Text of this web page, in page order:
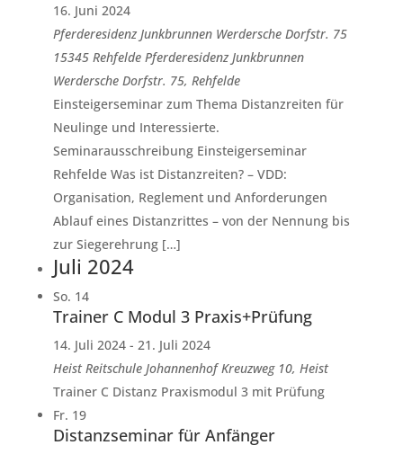
16. Juni 2024
Pferderesidenz Junkbrunnen Werdersche Dorfstr. 75
15345 Rehfelde Pferderesidenz Junkbrunnen
Werdersche Dorfstr. 75, Rehfelde
Einsteigerseminar zum Thema Distanzreiten für
Neulinge und Interessierte.
Seminarausschreibung Einsteigerseminar
Rehfelde Was ist Distanzreiten? – VDD:
Organisation, Reglement und Anforderungen
Ablauf eines Distanzrittes – von der Nennung bis
zur Siegerehrung […]
Juli 2024
So. 14
Trainer C Modul 3 Praxis+Prüfung
14. Juli 2024- 21. Juli 2024
HeistReitschule Johannenhof Kreuzweg 10, Heist
Trainer C Distanz Praxismodul 3 mit Prüfung
Fr. 19
Distanzseminar für Anfänger